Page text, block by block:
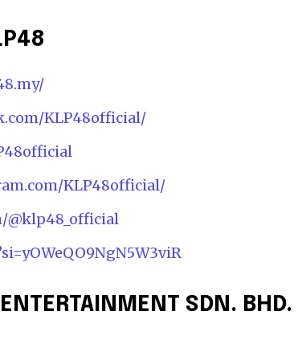
KLP48official/
KLP48official/
SDN. BHD.